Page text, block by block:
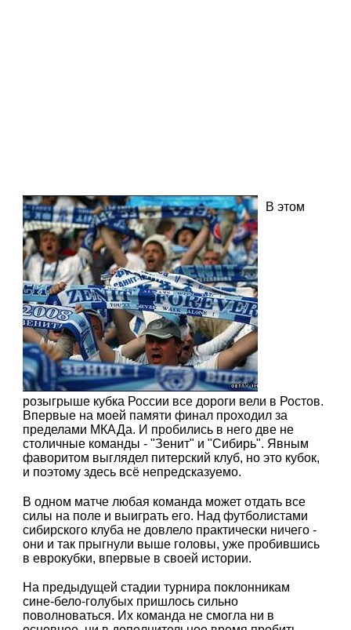
В этом
розыгрыше кубка России все дороги вели в Ростов.
Впервые на моей памяти финал проходил за
пределами МКАДа. И пробились в него две не
столичные команды - "Зенит" и "Сибирь". Явным
фаворитом выглядел питерский клуб, но это кубок,
и поэтому здесь всё непредсказуемо.
В одном матче любая команда может отдать все
силы на поле и выиграть его. Над футболистами
сибирского клуба не довлело практически ничего -
они и так прыгнули выше головы, уже пробившись
в еврокубки, впервые в своей истории.
На предыдущей стадии турнира поклонникам
сине-бело-голубых пришлось сильно
поволноваться. Их команда не смогла ни в